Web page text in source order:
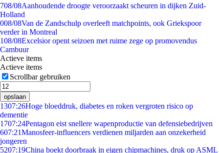
708/08Aanhoudende droogte veroorzaakt scheuren in dijken Zuid-
Holland
008/08Van de Zandschulp overleeft matchpoints, ook Griekspoor
verder in Montreal
108/08Excelsior opent seizoen met ruime zege op promovendus
Cambuur
Actieve items
Actieve items
Scrollbar gebruiken
opslaan
1307:26Hoge bloeddruk, diabetes en roken vergroten risico op
dementie
1707:24Pentagon eist snellere wapenproductie van defensiebedrijven
607:21Manosfeer-influencers verdienen miljarden aan onzekerheid
jongeren
5207:19China boekt doorbraak in eigen chipmachines, druk op ASML